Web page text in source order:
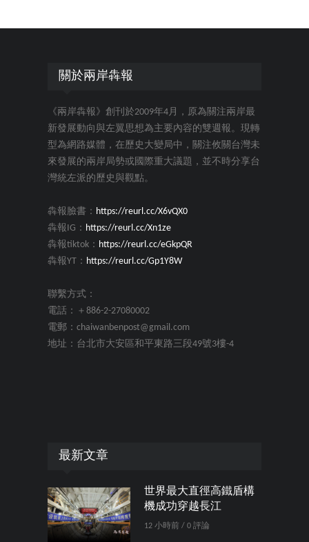
關於兩岸犇報
《兩岸犇報》創刊於2009年4月，原為關注兩岸最
新發展動向與左翼思想為主要內容的雙週報。現轉
型為網路媒體，在歷史大變局中，關注攸關台灣未
來發展的兩岸局勢或國際重大議題，並不時分享台
灣統左派的歷史與觀點。
犇報臉書： https://reurl.cc/X6vQX0
犇報IG： https://reurl.cc/Xn1ze
犇報tiktok： https://reurl.cc/eGkpQR
犇報YT： https://reurl.cc/Gp1Y8W
聯繫方式：
電話：＋886-2-27080002
電郵：chaiwanbenpost@gmail.com
地址：台北市大安區和平東路三段49號3樓-4
最新文章
世界最大直徑高鐵盾構
機成功穿越長江
12 小時前 / 0 評論